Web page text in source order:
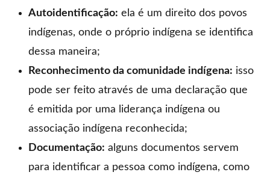
Autoidentificação: ela é um direito dos povos
indígenas, onde o próprio indígena se identifica
dessa maneira;
Reconhecimento da comunidade indígena: isso
pode ser feito através de uma declaração que
é emitida por uma liderança indígena ou
associação indígena reconhecida;
Documentação: alguns documentos servem
para identificar a pessoa como indígena, como